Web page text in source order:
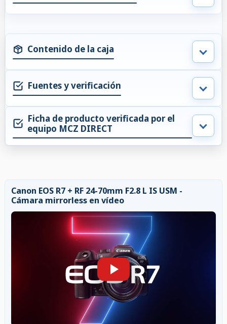
Contenido de la caja
Fuentes y verificación
Ficha de producto verificada por el
equipo MCZ DIRECT
Canon EOS R7 + RF 24-70mm F2.8 L IS USM -
Cámara mirrorless en vídeo